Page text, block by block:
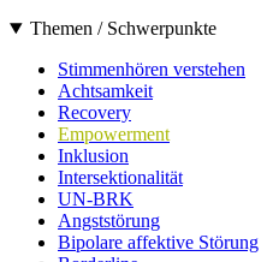
Themen / Schwerpunkte
Stimmenhören verstehen
Achtsamkeit
Recovery
Empowerment
Inklusion
Intersektionalität
UN-BRK
Angststörung
Bipolare affektive Störung